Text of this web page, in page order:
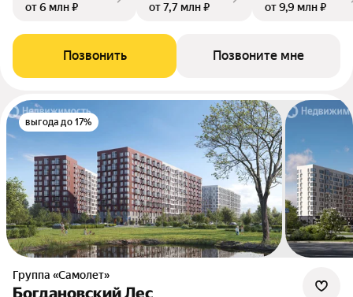
от 6 млн ₽
от 7,7 млн ₽
от 9,9 млн ₽
Позвонить Позвоните мне
выгода до 17%
Группа «Самолет»
Богдановский Лес